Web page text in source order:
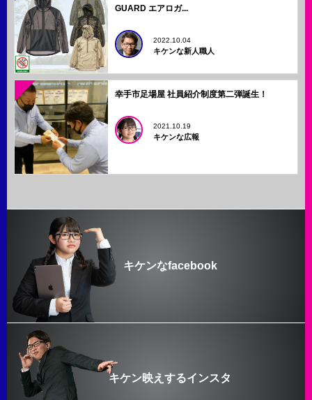
GUARD エアロガ...
2022.10.04
キケンな新人職人
幸手市足場屋 社員紹介制度第二弾誕生！
2021.10.19
キケンな広報
キケンなfacebook
キケン映えするインスタ